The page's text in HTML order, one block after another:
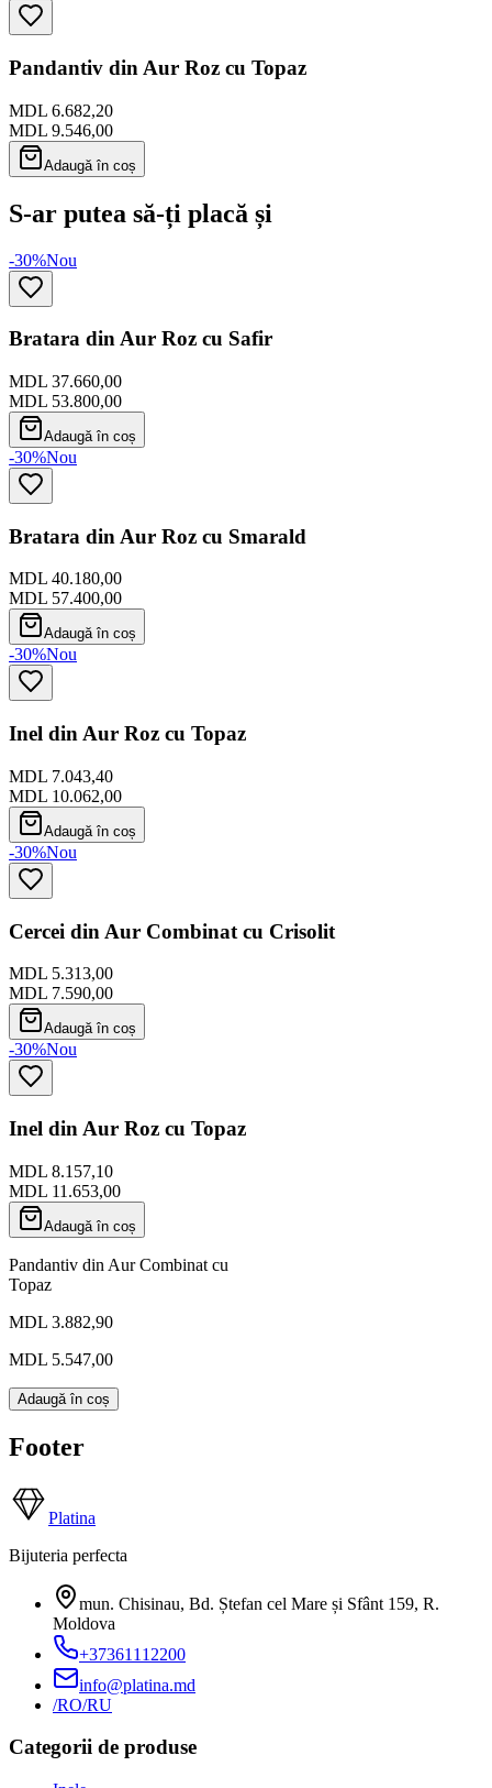
Pandantiv din Aur Roz cu Topaz
MDL 6.682,20
MDL 9.546,00
Adaugă în coș
S-ar putea să-ți placă și
-30%Nou
Bratara din Aur Roz cu Safir
MDL 37.660,00
MDL 53.800,00
Adaugă în coș
-30%Nou
Bratara din Aur Roz cu Smarald
MDL 40.180,00
MDL 57.400,00
Adaugă în coș
-30%Nou
Inel din Aur Roz cu Topaz
MDL 7.043,40
MDL 10.062,00
Adaugă în coș
-30%Nou
Cercei din Aur Combinat cu Crisolit
MDL 5.313,00
MDL 7.590,00
Adaugă în coș
-30%Nou
Inel din Aur Roz cu Topaz
MDL 8.157,10
MDL 11.653,00
Adaugă în coș
Pandantiv din Aur Combinat cu
Topaz
MDL 3.882,90
MDL 5.547,00
Adaugă în coș
Footer
Platina
Bijuteria perfecta
mun. Chisinau, Bd. Ștefan cel Mare și Sfânt 159, R.
Moldova
+37361112200
info@platina.md
/RO/RU
Categorii de produse